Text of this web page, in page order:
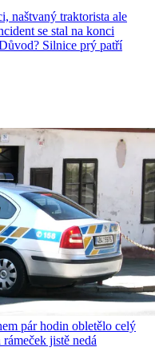
naštvaný traktorista ale
se stal na konci
Silnice prý patří
pár hodin obletělo celý
jistě nedá